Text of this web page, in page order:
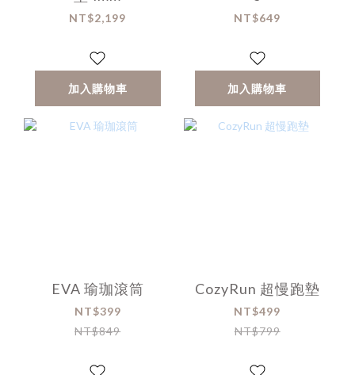
NT$2,199
加入購物車
NT$649
加入購物車
EVA 瑜珈滾筒
NT$399
NT$849
CozyRun 超慢跑墊
NT$499
NT$799